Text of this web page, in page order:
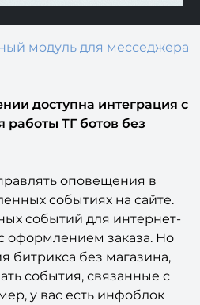
модуль для месседжера
доступна интеграция с
работы ТГ ботов без
оповещения в
событиях на сайте.
событий для интернет-
оформлением заказа. Но
битрикса без магазина,
события, связанные с
у вас есть инфоблок